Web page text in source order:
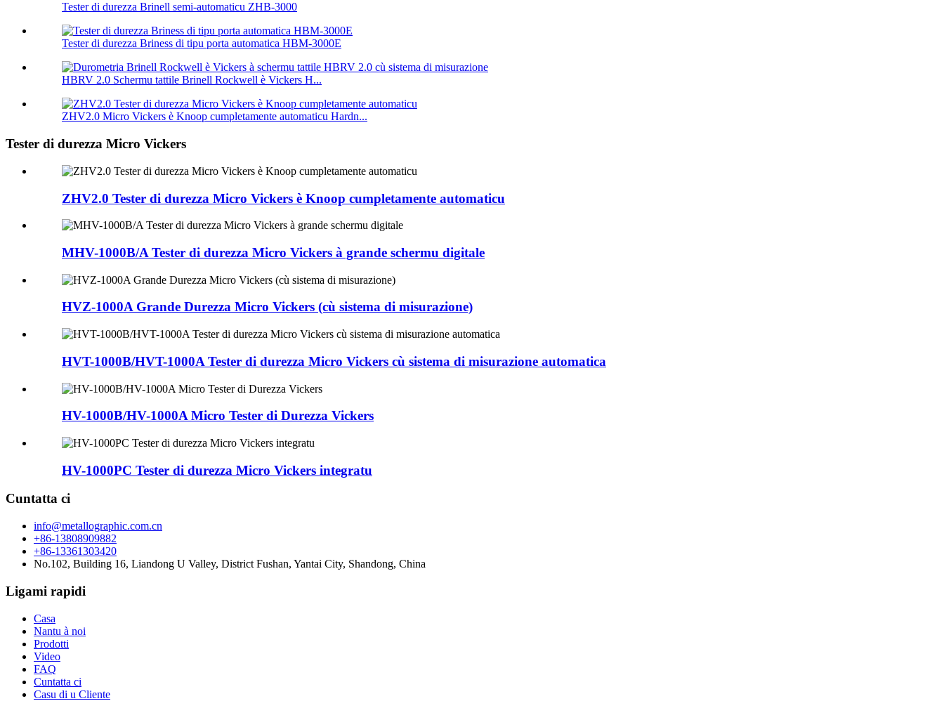
Tester di durezza Brinell semi-automaticu ZHB-3000
Tester di durezza Briness di tipu porta automatica HBM-3000E
HBRV 2.0 Schermu tattile Brinell Rockwell è Vickers H...
ZHV2.0 Micro Vickers è Knoop cumpletamente automaticu Hardn...
Tester di durezza Micro Vickers
ZHV2.0 Tester di durezza Micro Vickers è Knoop cumpletamente automaticu
MHV-1000B/A Tester di durezza Micro Vickers à grande schermu digitale
HVZ-1000A Grande Durezza Micro Vickers (cù sistema di misurazione)
HVT-1000B/HVT-1000A Tester di durezza Micro Vickers cù sistema di misurazione automatica
HV-1000B/HV-1000A Micro Tester di Durezza Vickers
HV-1000PC Tester di durezza Micro Vickers integratu
Cuntatta ci
info@metallographic.com.cn
+86-13808909882
+86-13361303420
No.102, Building 16, Liandong U Valley, District Fushan, Yantai City, Shandong, China
Ligami rapidi
Casa
Nantu à noi
Prodotti
Video
FAQ
Cuntatta ci
Casu di u Cliente